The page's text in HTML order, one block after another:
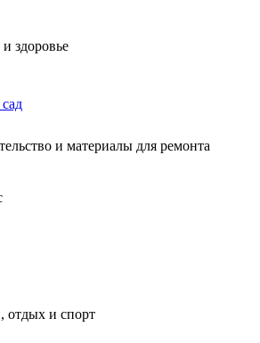
здоровье
и материалы для ремонта
отдых и спорт